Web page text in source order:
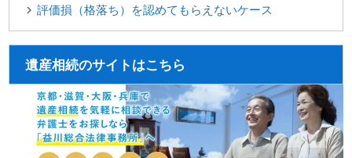
評価損（格落ち）を認めてもらえないケース
遺産相続のサイトはこちら